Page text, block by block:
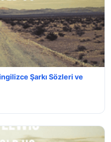
Şarkı Sözleri ve